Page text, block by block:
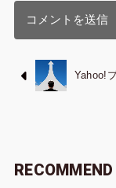
Yahoo!
RECOMMEND